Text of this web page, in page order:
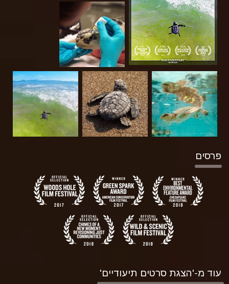
פרסים
עוד מ-'הצגת סרטים תיעודיים'